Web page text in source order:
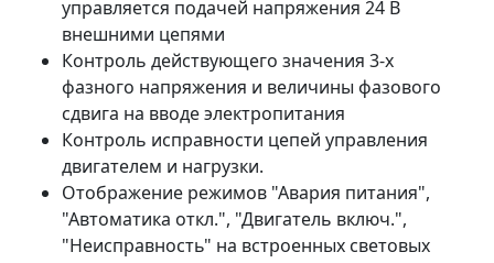
управляется подачей напряжения 24 В
внешними цепями
Контроль действующего значения 3-х
фазного напряжения и величины фазового
сдвига на вводе электропитания
Контроль исправности цепей управления
двигателем и нагрузки.
Отображение режимов "Авария питания",
"Автоматика откл.", "Двигатель включ.",
"Неисправность" на встроенных световых